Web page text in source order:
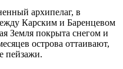
возле той станции,
Только летние пожары на
же в Москве люди. Во
забастовку и
Москвичи во всем что ли